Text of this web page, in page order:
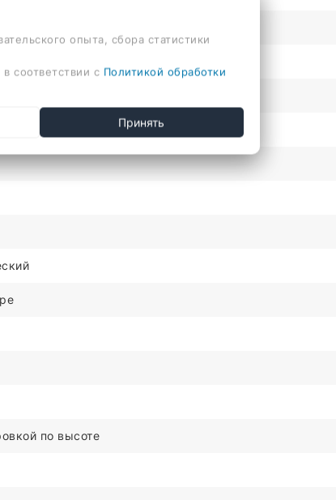
по высоте
опыта, сбора статистики
соответствии с Политикой обработки
Принять